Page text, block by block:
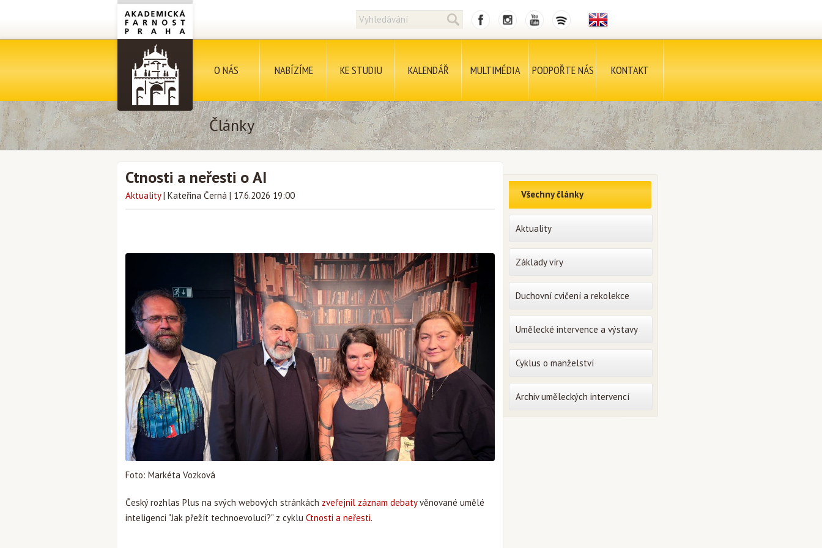
O NÁS NABÍZÍME KE STUDIU KALENDÁŘ MULTIMÉDIA PODPOŘTE NÁS KONTAKT
Články
Ctnosti a neřesti o AI
Aktuality | Kateřina Černá | 17.6.2026 19:00
Foto: Markéta Vozková
Český rozhlas Plus na svých webových stránkách zveřejnil záznam debatyvěnované umělé
inteligenci "Jak přežít technoevoluci?" z cyklu Ctnosti a neřesti.
Všechny články
Aktuality
Základy víry
Duchovní cvičení a rekolekce
Umělecké intervence a výstavy
Cyklus o manželství
Archiv uměleckých intervencí